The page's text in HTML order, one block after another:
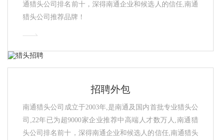
通猎头公司排名前十，深得南通企业和候选人的信任,南通
猎头公司推荐品牌！
招聘外包
南通猎头公司成立于2003年,是南通及国内首批专业猎头公
司,22年已为超9000家企业推荐中高端人才数万人,南通猎
头公司排名前十，深得南通企业和候选人的信任,南通猎头